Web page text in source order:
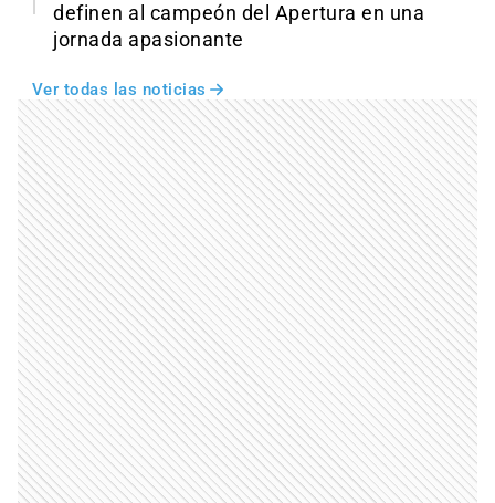
definen al campeón del Apertura en una
jornada apasionante
Ver todas las noticias